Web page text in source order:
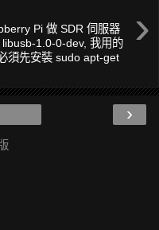
›
Pi 做 SDR 伺服器
1.0-0-dev, 我用的
須先安裝 sudo apt-get
›